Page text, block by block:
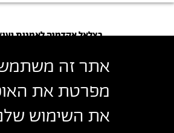
אתר זה משתמש
מפרטת את
את השימוש
בצלאל אקדמיה לאמנות
and Design Jerusalem